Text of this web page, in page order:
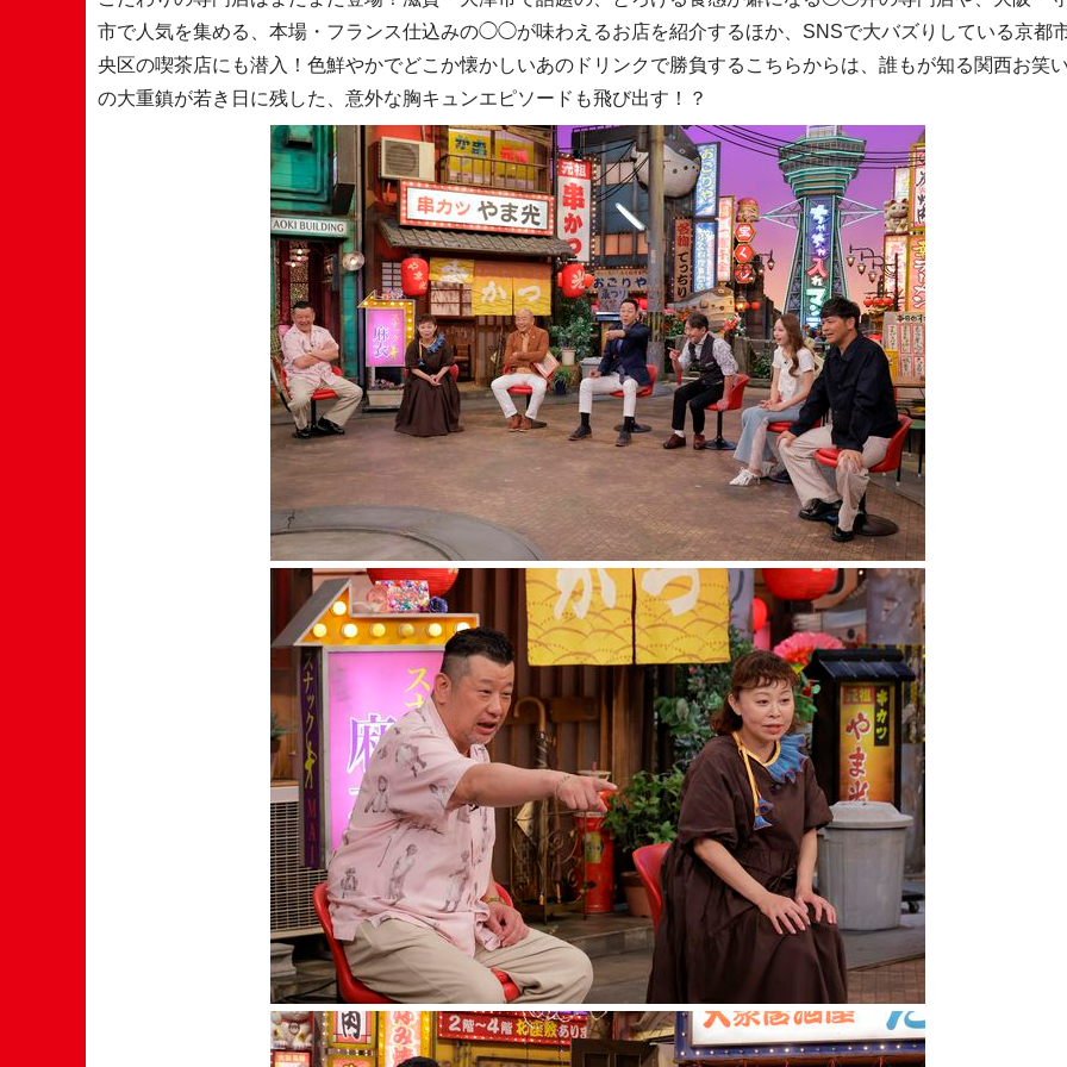
市で人気を集める、本場・フランス仕込みの◯◯が味わえるお店を紹介するほか、SNSで大バズりしている京都
央区の喫茶店にも潜入！色鮮やかでどこか懐かしいあのドリンクで勝負するこちらからは、誰もが知る関西お笑
の大重鎮が若き日に残した、意外な胸キュンエピソードも飛び出す！？